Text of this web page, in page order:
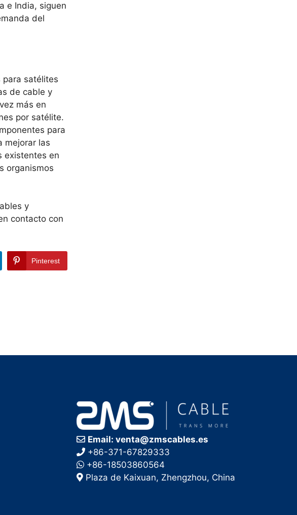
e India, siguen
del
para satélites
de cable y
más en
por satélite.
para
mejorar las
existentes en
organismos
y
contacto con
Pinterest
Email: venta@zmscables.es
+86-371-67829333
+86-18503860564
Plaza de Kaixuan, Zhengzhou, China